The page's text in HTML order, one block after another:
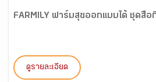
FARMILY ฟาร์มสุขออกแบบได้ ชุดสื่อ
ดูรายละเอียด